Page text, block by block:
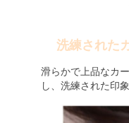
洗練された
滑らかで上品なカ
し、洗練された印